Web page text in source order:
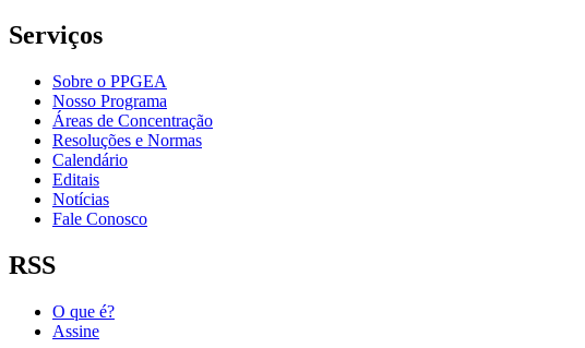
Serviços
Sobre o PPGEA
Nosso Programa
Áreas de Concentração
Resoluções e Normas
Calendário
Editais
Notícias
Fale Conosco
RSS
O que é?
Assine